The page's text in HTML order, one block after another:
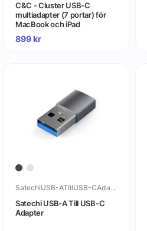
C&C - Cluster USB-C
multiadapter (7 portar) för
MacBook och iPad
899kr
SatechiUSB-ATillUSB-CAdapter
Satechi USB-A Till USB-C
Adapter